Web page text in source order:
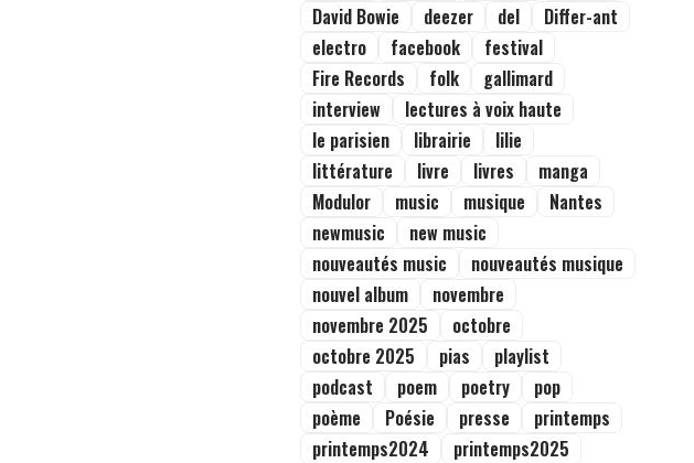
David Bowie
deezer del
Differ-ant
electro
facebook
festival
Fire Records
folk
gallimard
interview
lectures à voix haute
le parisien
librairie
lilie
littérature
livre livres
manga
Modulor
music musique
Nantes
newmusic
new music
nouveautés music
nouveautés musique
nouvel album
novembre
novembre 2025
octobre
octobre 2025
pias
playlist
podcast
poem poetry
pop
poème
Poésie presse
printemps
printemps2024
printemps2025